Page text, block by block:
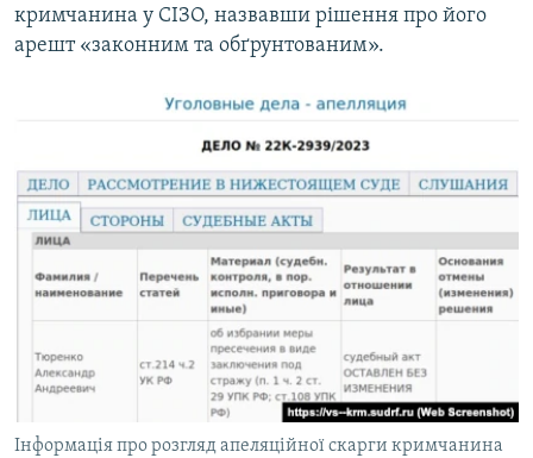
кримчанина у СІЗО, назвавши рішення про його
арешт «законним та обґрунтованим».
Інформація про розгляд апеляційної скарги кримчанина